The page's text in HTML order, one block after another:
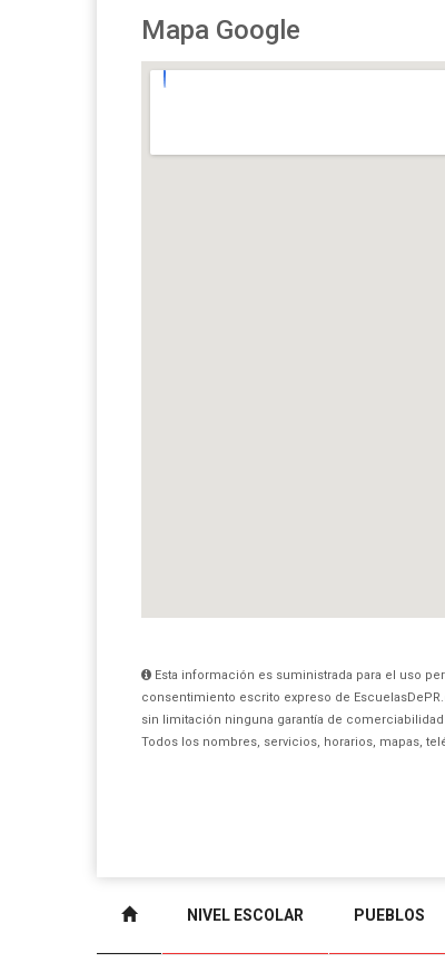
Mapa Google
Esta información es suministrada para el uso
consentimiento escrito expreso de
sin limitación ninguna garantía de
Todos los nombres, servicios, horarios, mapas,
NIVEL ESCOLAR PUEBLOS